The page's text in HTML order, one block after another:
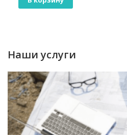
Наши услуги